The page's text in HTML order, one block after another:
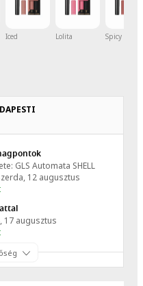
Iced Lolita Spicy
GLS Automata SHELL
12 augusztus
17 augusztus